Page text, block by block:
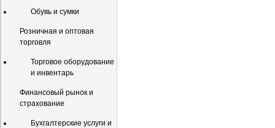
Обувь и сумки
Розничная и оптовая
торговля
Торговое оборудование
и инвентарь
Финансовый рынок и
страхование
Бухгалтерские услуги и